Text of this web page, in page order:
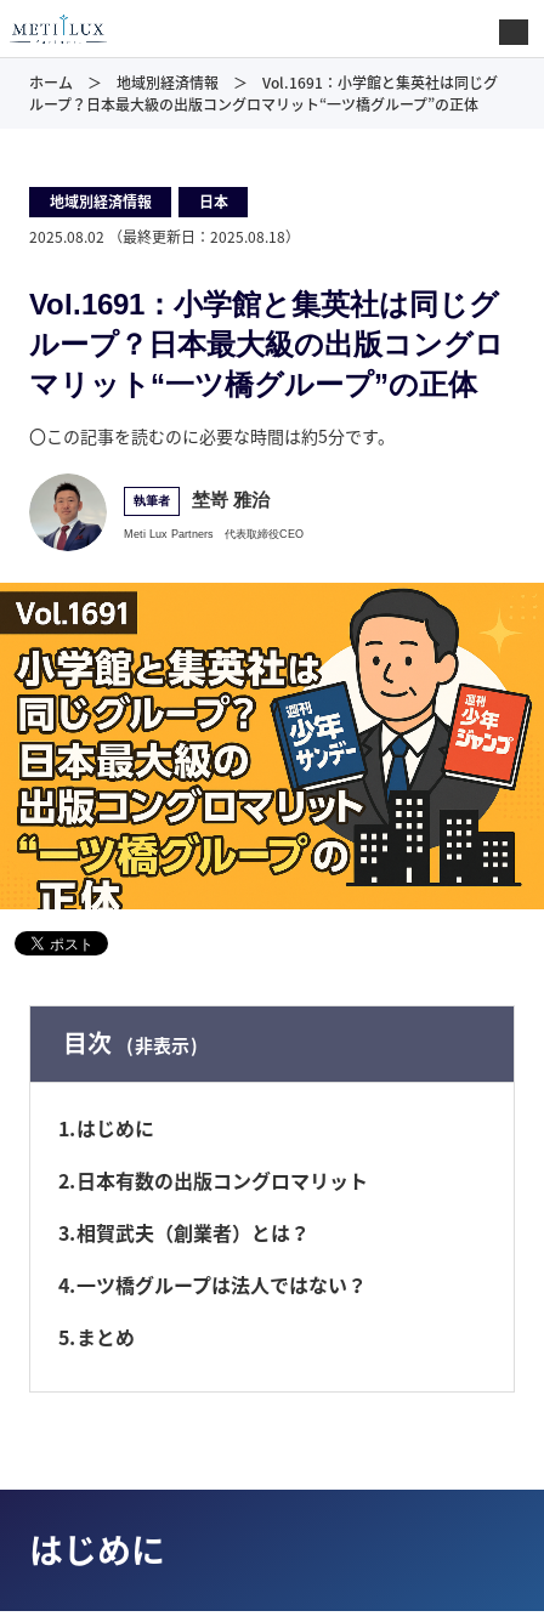
ホーム 地域別経済情報
Vol.1691：小学館と集英社は同じグ
ループ？日本最大級の出版コングロマリット“一ツ橋グループ”の正体
地域別経済情報
日本
2025.08.02
（最終更新日： 2025.08.18）
Vol.1691：小学館と集英社は同じグ
ループ？日本最大級の出版コングロ
マリット“一ツ橋グループ”の正体
〇この記事を読むのに必要な時間は約5分です。
執筆者 埜嵜 雅治
Meti Lux Partners 代表取締役CEO
目次 非表示
1 はじめに
2 日本有数の出版コングロマリット
3 相賀武夫（創業者）とは？
4 一ツ橋グループは法人ではない？
5 まとめ
はじめに